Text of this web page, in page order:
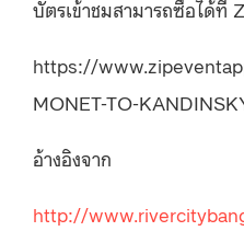
บัตรเข้าชมสามารถซื้อได้ที่
https://
MONET-TO-
อ้างอิงจาก
http://